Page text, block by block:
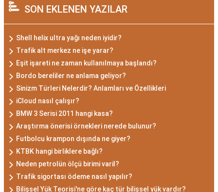
SON EKLENEN YAZILAR
Shell helix ultra yağı neden iyidir?
Trafik alt merkez ne işe yarar?
Eşit işareti ne zaman kullanılmaya başlandı?
Bordo bereliler ne anlama geliyor?
Sinizm Türleri Nelerdir? Anlamları ve Özellikleri
iCloud nasıl çalışır?
BMW 3 Serisi 2011 hangi kasa?
Araştırma önerisi örnekleri nerede bulunur?
Futbolcu krampon dışında ne giyer?
KTBK hangi birliklere bağlı?
Neden petrolün ölçü birimi varil?
Trafik sigortası ödeme nasıl yapılır?
Bilişsel Yük Teorisi'ne göre kaç tür bilişsel yük vardır?